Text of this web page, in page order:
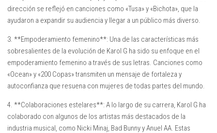
dirección se reflejó en canciones como «Tusa» y «Bichota», que la
ayudaron a expandir su audiencia y llegar a un público más diverso.
3. **Empoderamiento femenino**: Una de las características más
sobresalientes de la evolución de Karol G ha sido su enfoque en el
empoderamiento femenino a través de sus letras. Canciones como
«Ocean» y «200 Copas» transmiten un mensaje de fortaleza y
autoconfianza que resuena con mujeres de todas partes del mundo.
4. **Colaboraciones estelares**: A lo largo de su carrera, Karol G ha
colaborado con algunos de los artistas más destacados de la
industria musical, como Nicki Minaj, Bad Bunny y Anuel AA. Estas